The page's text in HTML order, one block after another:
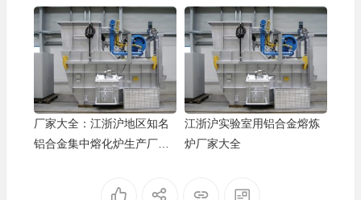
主流炉型实测对比
劣势分析
厂家大全：江浙沪地区知名
铝合金集中熔化炉生产厂家
江浙沪实验室用铝合金熔炼
炉厂家大全